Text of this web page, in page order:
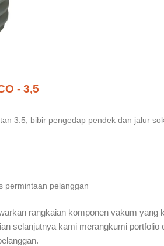
- 3,5
3.5, bibir pengedap pendek dan jalur
permintaan pelanggan
rangkaian komponen vakum yang
selanjutnya kami merangkumi